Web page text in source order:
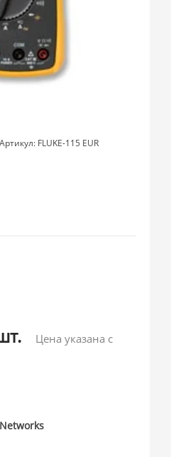
Артикул: FLUKE-115 EUR
Цена указана с